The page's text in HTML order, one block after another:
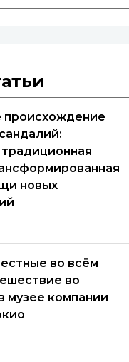
происхождение
традиционная
новых
во всём
во
музее компании